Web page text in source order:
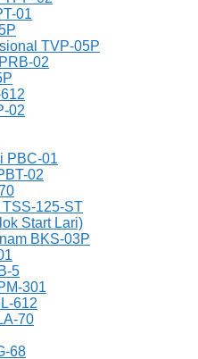
01
TVP-05P
02
02
PBC-01
02
125-ST
Start Lari)
BKS-03P
5
301
612
70
68